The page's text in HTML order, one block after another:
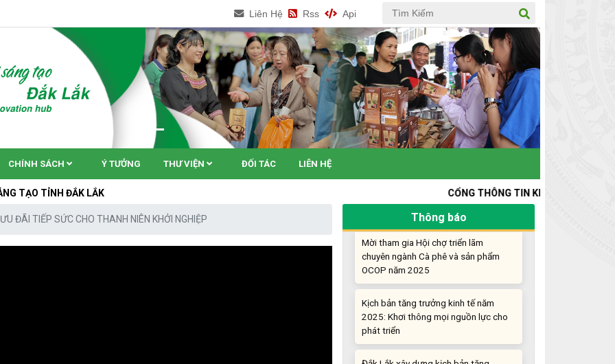
Liên Hệ Rss Api
CHÍNH SÁCH Ý TƯỞNG THƯ VIỆN ĐỐI TÁC LIÊN HỆ
ĐẮK LẮK CỔNG THÔNG TIN KHỞI NGHIỆP ĐỔI MỚI SÁNG
ĐÃI TIẾP SỨC CHO THANH NIÊN KHỞI NGHIỆP Thông báo
Khi khoa học - công nghệ chưa có sự
đột phá
Chế biến sâu – Nâng cao giá trị nông
sản
“Đi tắt, đón đầu” các công nghệ mới,
công nghệ tương lai
bè trong nước và quốc tế
Mời tham gia Hội chợ triển lãm
chuyên ngành Cà phê và sản phẩm
OCOP năm 2025
Kịch bản tăng trưởng kinh tế năm
2025: Khơi thông mọi nguồn lực cho
phát triển
Đắk Lắk xây dựng kịch bản tăng
trưởng kinh tế - xã hội năm 2025 đạt